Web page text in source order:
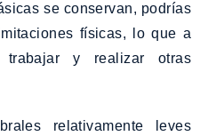
se conservan, podrías
físicas, lo que a
y realizar otras
relativamente leves